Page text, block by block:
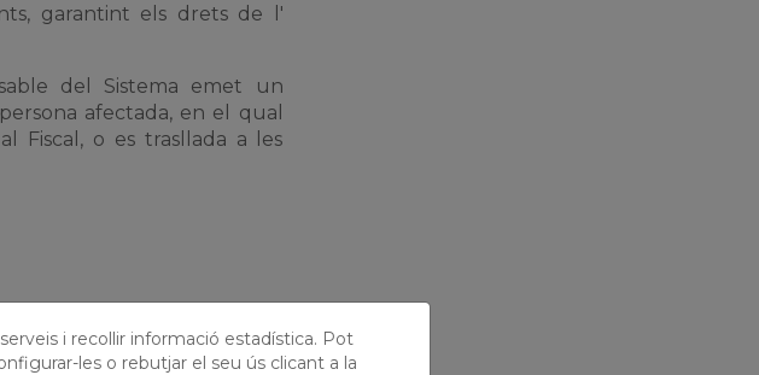
garantint els drets de l'
del Sistema emet un
afectada, en el qual
Fiscal, o es trasllada a les
i recollir informació estadística. Pot
les o rebutjar el seu ús clicant a la